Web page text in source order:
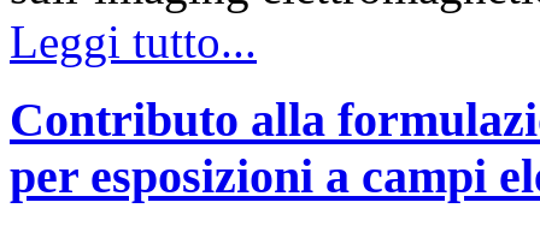
Leggi tutto...
Contributo alla
per esposizioni a campi